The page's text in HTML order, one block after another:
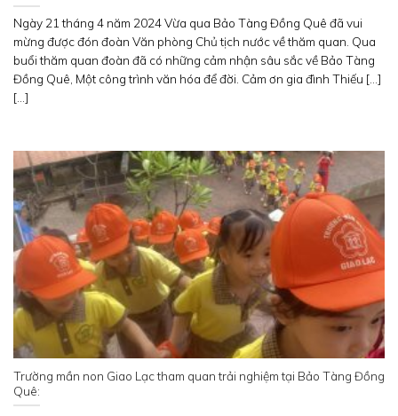
Ngày 21 tháng 4 năm 2024 Vừa qua Bảo Tàng Đồng Quê đã vui
mừng được đón đoàn Văn phòng Chủ tịch nước về thăm quan. Qua
buổi thăm quan đoàn đã có những cảm nhận sâu sắc về Bảo Tàng
Đồng Quê, Một công trình văn hóa để đời. Cảm ơn gia đình Thiếu [...]
[...]
Trường mần non Giao Lạc tham quan trải nghiệm tại Bảo Tàng Đồng
Quê: